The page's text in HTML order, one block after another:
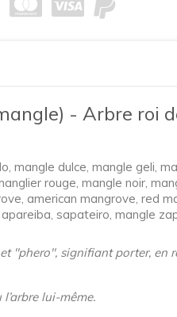
- Arbre roi
mangle dulce, mangle geli,
rouge, mangle noir,
american mangrove, red
sapateiro, mangle
"phero", signifiant porter, en
lui-même.